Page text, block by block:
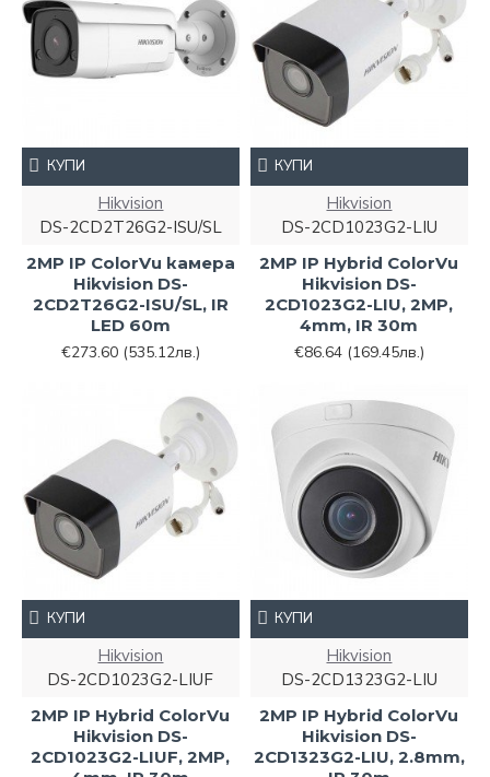
Hikvision
DS-2CD2T26G2-ISU/SL
2MP IP ColorVu камера
Hikvision DS-
2CD2T26G2-ISU/SL, IR
LED 60m
€273.60 (535.12лв.)
КУПИ
Hikvision
DS-2CD1023G2-LIU
2MP IP Hybrid ColorVu
Hikvision DS-
2CD1023G2-LIU, 2MP,
4mm, IR 30m
€86.64 (169.45лв.)
КУПИ
Hikvision
DS-2CD1023G2-LIUF
2MP IP Hybrid ColorVu
Hikvision DS-
2CD1023G2-LIUF, 2MP,
КУПИ
Hikvision
DS-2CD1323G2-LIU
2MP IP Hybrid ColorVu
Hikvision DS-
2CD1323G2-LIU, 2.8mm,
КУПИ